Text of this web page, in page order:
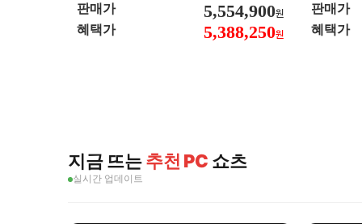
(16Gx2)) / B850M-PLUS WIFI7 W 대원씨티에스 /
지포스 RTX 5080 AERO OC SFF D7 16GB 제이
씨현 / EXCERIA 히트싱크 M.2 NVMe (2TB)
판매가 5,554,900원
혜택가 5,388,250원
즈윈 / 지포
CN600
판매가
혜택가
지금 뜨는추천 PC 쇼츠
실시간 업데이트